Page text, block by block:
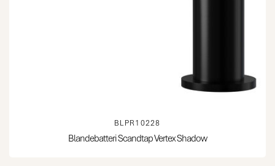
BLPR10228
Blandebatteri Scandtap Vertex Shadow